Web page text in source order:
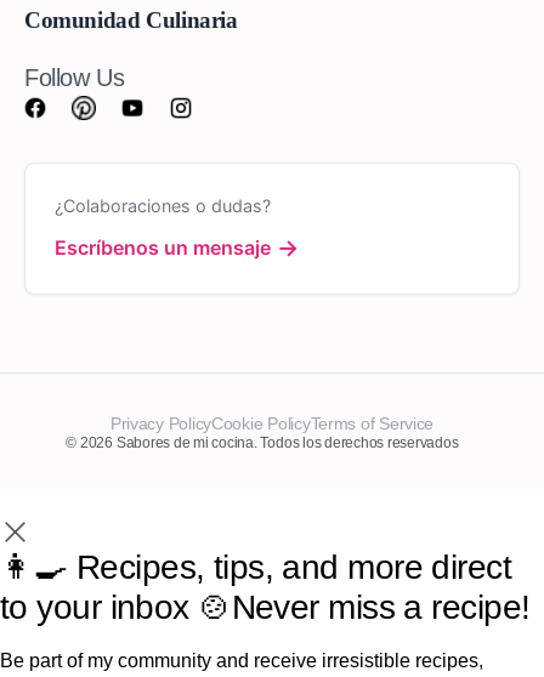
Comunidad Culinaria
Follow Us
¿Colaboraciones o dudas?
Escríbenos un mensaje →
Privacy PolicyCookie PolicyTerms of Service
© 2026 Sabores de mi cocina. Todos los derechos reservados
👩‍🍳 Recipes, tips, and more direct
to your inbox 🍲Never miss a recipe!
Be part of my community and receive irresistible recipes,